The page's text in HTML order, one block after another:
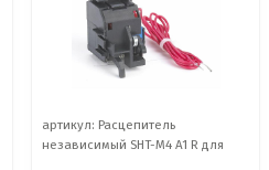
артикул: Расцепитель
независимый SHT-M4 A1 R для